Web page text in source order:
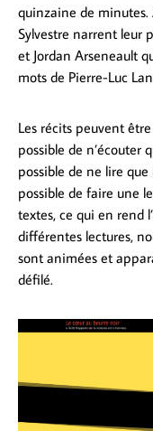
quinzaine de minutes.
Sylvestre narrent leur
et Jordan Arseneault
mots de Pierre-Luc
Les récits peuvent
possible de n’écouter
possible de ne lire
possible de faire une
textes, ce qui en rend
différentes lectures,
sont animées et
défilé.